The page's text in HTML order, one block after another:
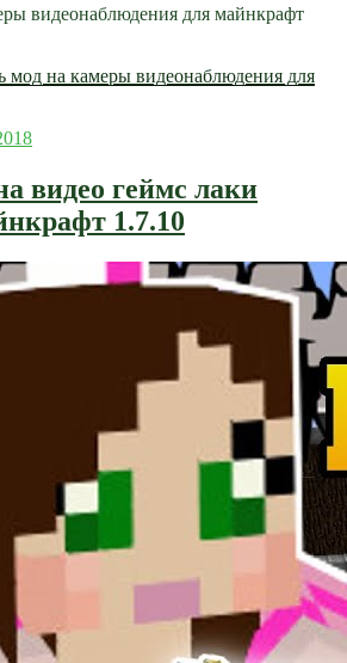
мод на камеры видеонаблюдения для
видео геймс лаки
1.7.10